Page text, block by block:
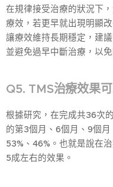
在規律接受治療的狀況下
療效，若更早就出現明顯
讓療效維持長期穩定，建
並避免過早中斷治療，以
Q5. TMS治療效果
根據研究，在完成共36次
的第3個月、6個月、9個月
53%、46%。也就是說在
5成左右的效果。